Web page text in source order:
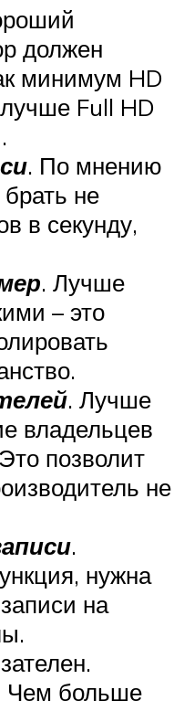
должен
минимум HD
Full HD
. По мнению
брать не
в секунду,
. Лучше
– это
. Лучше
владельцев
позволит
не
.
нужна
на
Чем больше